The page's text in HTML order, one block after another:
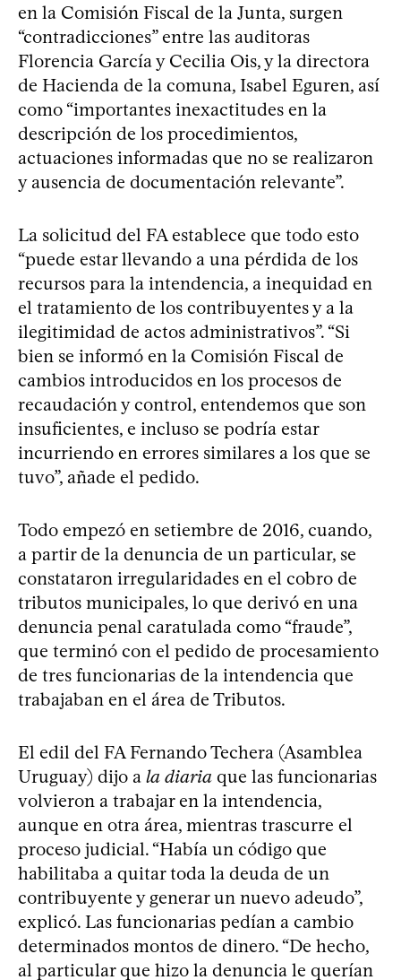
en la Comisión Fiscal de la Junta, surgen
“contradicciones” entre las auditoras
Florencia García y Cecilia Ois, y la directora
de Hacienda de la comuna, Isabel Eguren, así
como “importantes inexactitudes en la
descripción de los procedimientos,
actuaciones informadas que no se realizaron
y ausencia de documentación relevante”.
La solicitud del FA establece que todo esto
“puede estar llevando a una pérdida de los
recursos para la intendencia, a inequidad en
el tratamiento de los contribuyentes y a la
ilegitimidad de actos administrativos”. “Si
bien se informó en la Comisión Fiscal de
cambios introducidos en los procesos de
recaudación y control, entendemos que son
insuficientes, e incluso se podría estar
incurriendo en errores similares a los que se
tuvo”, añade el pedido.
Todo empezó en setiembre de 2016, cuando,
a partir de la denuncia de un particular, se
constataron irregularidades en el cobro de
tributos municipales, lo que derivó en una
denuncia penal caratulada como “fraude”,
que terminó con el pedido de procesamiento
de tres funcionarias de la intendencia que
trabajaban en el área de Tributos.
El edil del FA Fernando Techera (Asamblea
Uruguay) dijo a la diaria que las funcionarias
volvieron a trabajar en la intendencia,
aunque en otra área, mientras trascurre el
proceso judicial. “Había un código que
habilitaba a quitar toda la deuda de un
contribuyente y generar un nuevo adeudo”,
explicó. Las funcionarias pedían a cambio
determinados montos de dinero. “De hecho,
al particular que hizo la denuncia le querían